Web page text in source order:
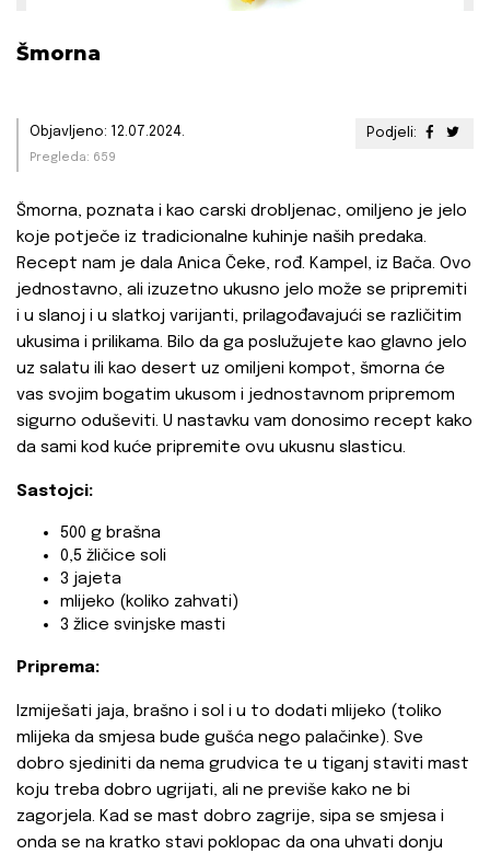
Šmorna
Podjeli:
Objavljeno: 12.07.2024.
Pregleda: 659
Šmorna, poznata i kao carski drobljenac, omiljeno je jelo
koje potječe iz tradicionalne kuhinje naših predaka.
Recept nam je dala Anica Čeke, rođ. Kampel, iz Bača. Ovo
jednostavno, ali izuzetno ukusno jelo može se pripremiti
i u slanoj i u slatkoj varijanti, prilagođavajući se različitim
ukusima i prilikama. Bilo da ga poslužujete kao glavno jelo
uz salatu ili kao desert uz omiljeni kompot, šmorna će
vas svojim bogatim ukusom i jednostavnom pripremom
sigurno oduševiti. U nastavku vam donosimo recept kako
da sami kod kuće pripremite ovu ukusnu slasticu.
Sastojci:
500 g brašna
0,5 žličice soli
3 jajeta
mlijeko (koliko zahvati)
3 žlice svinjske masti
Priprema:
Izmiješati jaja, brašno i sol i u to dodati mlijeko (toliko
mlijeka da smjesa bude gušća nego palačinke). Sve
dobro sjediniti da nema grudvica te u tiganj staviti mast
koju treba dobro ugrijati, ali ne previše kako ne bi
zagorjela. Kad se mast dobro zagrije, sipa se smjesa i
onda se na kratko stavi poklopac da ona uhvati donju